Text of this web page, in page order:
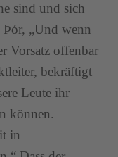
sind und sich
„Und wenn
Vorsatz offenbar
bekräftigt
Leute ihr
können.
in